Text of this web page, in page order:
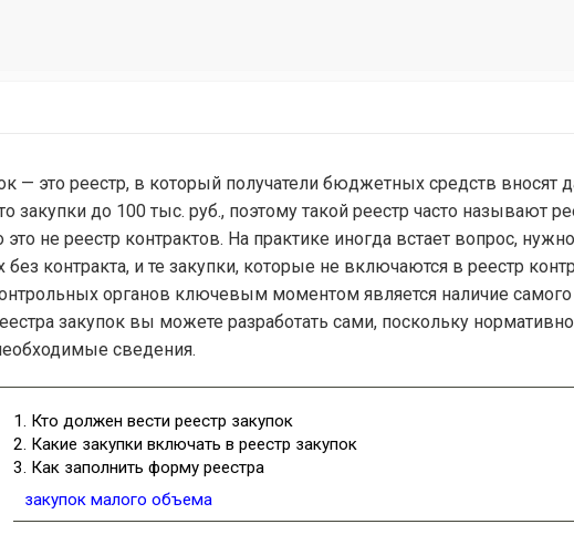
— это реестр, в который получатели бюджетных средств вносят
закупки до 100 тыс. руб., поэтому такой реестр часто называют
это не реестр контрактов. На практике иногда встает вопрос,
контракта, и те закупки, которые не включаются в реестр
органов ключевым моментом является наличие
закупок вы можете разработать сами, поскольку
сведения.
1. Кто должен вести реестр закупок
2. Какие закупки включать в реестр закупок
3. Как заполнить форму реестра
закупок малого объема